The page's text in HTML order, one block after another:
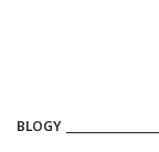
BLOGY